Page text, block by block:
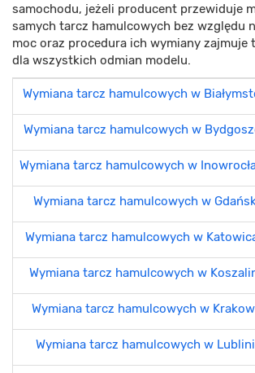
samochodu, jeżeli producent przewiduje
samych tarcz hamulcowych bez względu
moc oraz procedura ich wymiany zajmuje
dla wszystkich odmian modelu.
Wymiana tarcz hamulcowych w
Wymiana tarcz hamulcowych w
Wymiana tarcz hamulcowych w
Wymiana tarcz hamulcowych w
Wymiana tarcz hamulcowych w
Wymiana tarcz hamulcowych w
Wymiana tarcz hamulcowych w
Wymiana tarcz hamulcowych w